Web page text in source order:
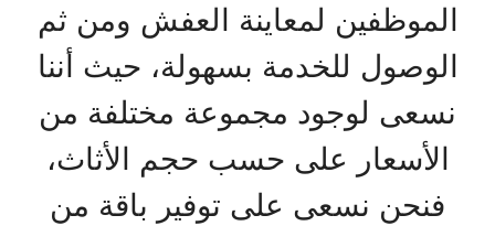
الموظفين لمعاينة العفش ومن ثم
الوصول للخدمة بسهولة، حيث أننا
نسعى لوجود مجموعة مختلفة من
الأسعار على حسب حجم الأثاث،
فنحن نسعى على توفير باقة من